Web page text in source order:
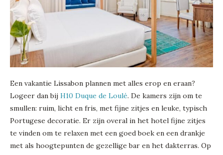
Een vakantie Lissabon plannen met alles erop en eraan?
Logeer dan bij H10 Duque de Loulé. De kamers zijn om te
smullen: ruim, licht en fris, met fijne zitjes en leuke, typisch
Portugese decoratie. Er zijn overal in het hotel fijne zitjes
te vinden om te relaxen met een goed boek en een drankje
met als hoogtepunten de gezellige bar en het dakterras. Op